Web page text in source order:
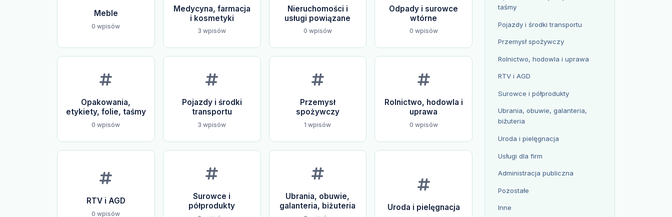
Meble
0 wpisów
Medycyna, farmacja
i kosmetyki
3 wpisów
Nieruchomości i
usługi powiązane
0 wpisów
Odpady i surowce
wtórne
0 wpisów
Opakowania,
etykiety, folie, taśmy
0 wpisów
Pojazdy i środki
transportu
3 wpisów
Przemysł
spożywczy
1 wpisów
Rolnictwo, hodowla i
uprawa
0 wpisów
RTV i AGD
0 wpisów
Surowce i
półprodukty
Ubrania, obuwie,
galanteria, biżuteria
Uroda i pielęgnacja
taśmy
Pojazdy i środki transportu
Przemysł spożywczy
Rolnictwo, hodowla i uprawa
RTV i AGD
Surowce i półprodukty
Ubrania, obuwie, galanteria,
biżuteria
Uroda i pielęgnacja
Usługi dla firm
Administracja publiczna
Pozostałe
Inne